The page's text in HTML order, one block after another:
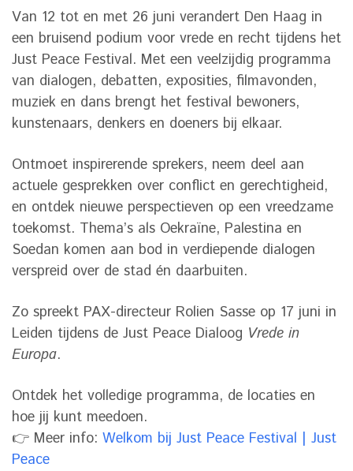
Van 12 tot en met 26 juni verandert Den Haag in
een bruisend podium voor vrede en recht tijdens het
Just Peace Festival. Met een veelzijdig programma
van dialogen, debatten, exposities, filmavonden,
muziek en dans brengt het festival bewoners,
kunstenaars, denkers en doeners bij elkaar.
Ontmoet inspirerende sprekers, neem deel aan
actuele gesprekken over conflict en gerechtigheid,
en ontdek nieuwe perspectieven op een vreedzame
toekomst. Thema’s als Oekraïne, Palestina en
Soedan komen aan bod in verdiepende dialogen
verspreid over de stad én daarbuiten.
Zo spreekt PAX-directeur Rolien Sasse op 17 juni in
Leiden tijdens de Just Peace Dialoog Vrede in
Europa.
Ontdek het volledige programma, de locaties en
hoe jij kunt meedoen.
👉 Meer info: Welkom bij Just Peace Festival | Just
Peace